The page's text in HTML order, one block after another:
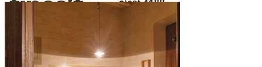
CALL US NOW
93 830 14 35